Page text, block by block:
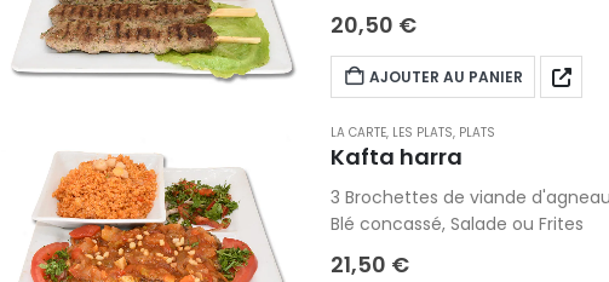
20,50 €
AJOUTER AU PANIER
LA CARTE, LES PLATS, PLATS
Kafta harra
3 Brochettes de viande
Blé concassé, Salade ou Frites
21,50 €